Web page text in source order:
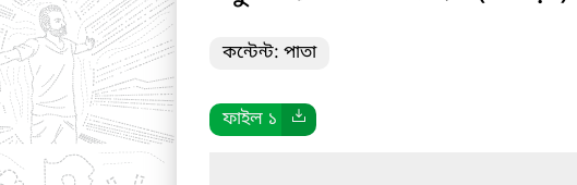
কন্টেন্ট: পাতা
ফাইল ১